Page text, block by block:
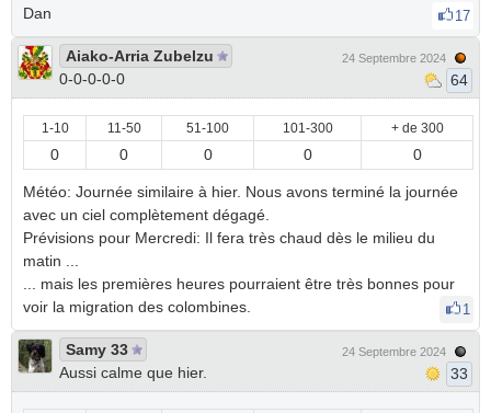
Dan
17
Aiako-Arria Zubelzu
0-0-0-0-0
24 Septembre 2024
64
1-10 11-50 51-100 101-300 + de 300
0 0 0 0 0
Météo: Journée similaire à hier. Nous avons terminé la journée
avec un ciel complètement dégagé.
Prévisions pour Mercredi: Il fera très chaud dès le milieu du
matin ...
... mais les premières heures pourraient être très bonnes pour
voir la migration des colombines.
1
Samy 33
Aussi calme que hier.
24 Septembre 2024
33